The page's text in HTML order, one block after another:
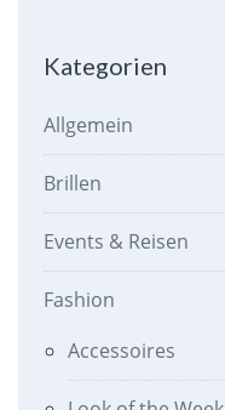
Kategorien
Allgemein
Brillen
Events & Reisen
Fashion
Accessoires